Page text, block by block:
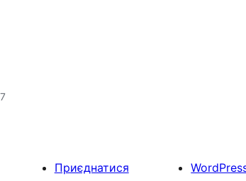
Приєднатися